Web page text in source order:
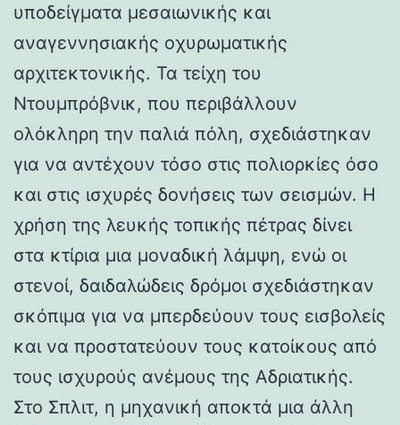
υποδείγματα μεσαιωνικής και
αναγεννησιακής οχυρωματικής
αρχιτεκτονικής. Τα τείχη του
Ντουμπρόβνικ, που περιβάλλουν
ολόκληρη την παλιά πόλη, σχεδιάστηκαν
για να αντέχουν τόσο στις πολιορκίες όσο
και στις ισχυρές δονήσεις των σεισμών. Η
χρήση της λευκής τοπικής πέτρας δίνει
στα κτίρια μια μοναδική λάμψη, ενώ οι
στενοί, δαιδαλώδεις δρόμοι σχεδιάστηκαν
σκόπιμα για να μπερδεύουν τους εισβολείς
και να προστατεύουν τους κατοίκους από
τους ισχυρούς ανέμους της Αδριατικής.
Στο Σπλιτ, η μηχανική αποκτά μια άλλη